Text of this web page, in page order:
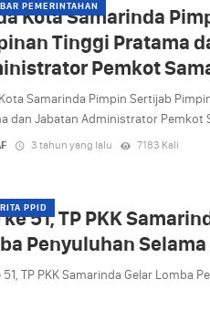
PEMERINTAHAN
Kota Samarinda
Tinggi Pratama
Pemkot
Samarinda Pimpin Sertijab
dan Jabatan Administrator Pemkot
3 tahun yang lalu 7183 Kali
PPID
ke 51, TP PKK
Penyuluhan Selama
51, TP PKK Samarinda Gelar Lomba